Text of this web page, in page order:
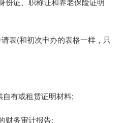
表(和初次申办的表格一样，只
有或租赁证明材料;
财务审计报告;